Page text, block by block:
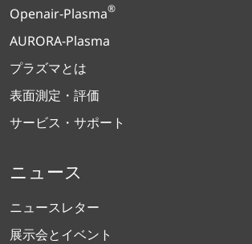
Openair-Plasma®
AURORA-Plasma
プラズマとは
表面測定・評価
サービス・サポート
ニュース
ニュースレター
展示会とイベント